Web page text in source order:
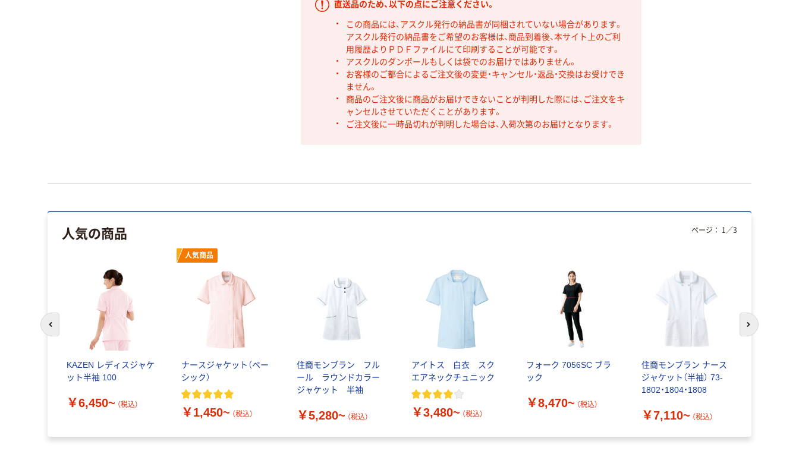
直送品のため、以下の点にご注意ください。
この商品には、アスクル発行の納品書が同梱されていない場合があります。
アスクル発行の納品書をご希望のお客様は、商品到着後、本サイト上のご利
用履歴よりＰＤＦファイルにて印刷することが可能です。
アスクルのダンボールもしくは袋でのお届けではありません。
お客様のご都合によるご注文後の変更・キャンセル・返品・交換はお受けでき
ません。
商品のご注文後に商品がお届けできないことが判明した際には、ご注文をキ
ャンセルさせていただくことがあります。
ご注文後に一時品切れが判明した場合は、入荷次第のお届けとなります。
人気の商品
KAZEN レディスジャケ
ット半袖 100
￥6,450~ （税込）
人気商品
ナースジャケット（ベー
シック）
￥1,450~ （税込）
住商モンブラン フル
ール ラウンドカラー
ジャケット 半袖
￥5,280~ （税込）
アイトス 白衣 スク
エアネックチュニック
￥3,480~ （税込）
フォーク 7056SC ブラ
ック
￥8,470~ （税込）
住商モンブラン ナース
ジャケット（半袖） 73-
1802・1804・1808
￥7,110~ （税込）
ページ： 1 ／3
前のスライドへ 次のスライド